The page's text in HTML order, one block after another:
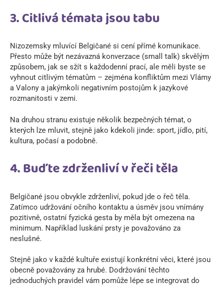
3. Citlivá témata jsou tabu
Nizozemsky mluvící Belgičané si cení přímé komunikace.
Přesto může být nezávazná konverzace (small talk) skvělým
způsobem, jak se sžít s každodenní prací, ale měli byste se
vyhnout citlivým tématům – zejména konfliktům mezi Vlámy
a Valony a jakýmkoli negativním postojům k jazykové
rozmanitosti v zemi.
Na druhou stranu existuje několik bezpečných témat, o
kterých lze mluvit, stejně jako kdekoli jinde: sport, jídlo, pití,
kultura, počasí a podobně.
4. Buďte zdrženliví v řeči těla
Belgičané jsou obvykle zdrženliví, pokud jde o řeč těla.
Zatímco udržování očního kontaktu a úsměv jsou vnímány
pozitivně, ostatní fyzická gesta by měla být omezena na
minimum. Například luskání prsty je považováno za
neslušné.
Stejně jako v každé kultuře existují konkrétní věci, které jsou
obecně považovány za hrubé. Dodržování těchto
jednoduchých pravidel vám pomůže lépe se integrovat do